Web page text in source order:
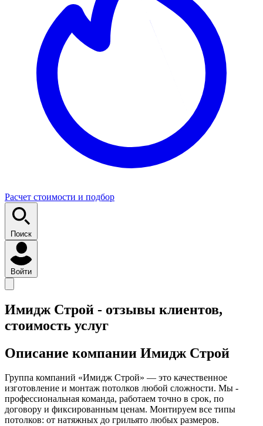
Расчет стоимости и подбор
Поиск
Войти
Имидж Строй - отзывы клиентов,
стоимость услуг
Описание компании Имидж Строй
Группа компаний «Имидж Строй» — это качественное
изготовление и монтаж потолков любой сложности. Мы -
профессиональная команда, работаем точно в срок, по
договору и фиксированным ценам. Монтируем все типы
потолков: от натяжных до грильято любых размеров.